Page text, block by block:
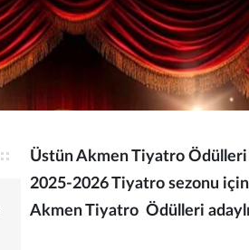
Üstün Akmen Tiyatro
2025-2026 Tiyatro sezonu
Akmen Tiyatro Ödülleri